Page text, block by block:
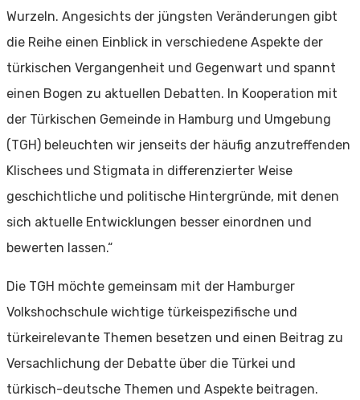
Wurzeln. Angesichts der jüngsten Veränderungen gibt
die Reihe einen Einblick in verschiedene Aspekte der
türkischen Vergangenheit und Gegenwart und spannt
einen Bogen zu aktuellen Debatten. In Kooperation mit
der Türkischen Gemeinde in Hamburg und Umgebung
(TGH) beleuchten wir jenseits der häufig anzutreffenden
Klischees und Stigmata in differenzierter Weise
geschichtliche und politische Hintergründe, mit denen
sich aktuelle Entwicklungen besser einordnen und
bewerten lassen.“
Die TGH möchte gemeinsam mit der Hamburger
Volkshochschule wichtige türkeispezifische und
türkeirelevante Themen besetzen und einen Beitrag zu
Versachlichung der Debatte über die Türkei und
türkisch-deutsche Themen und Aspekte beitragen.